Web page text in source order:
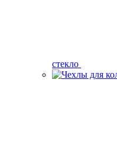
стекло